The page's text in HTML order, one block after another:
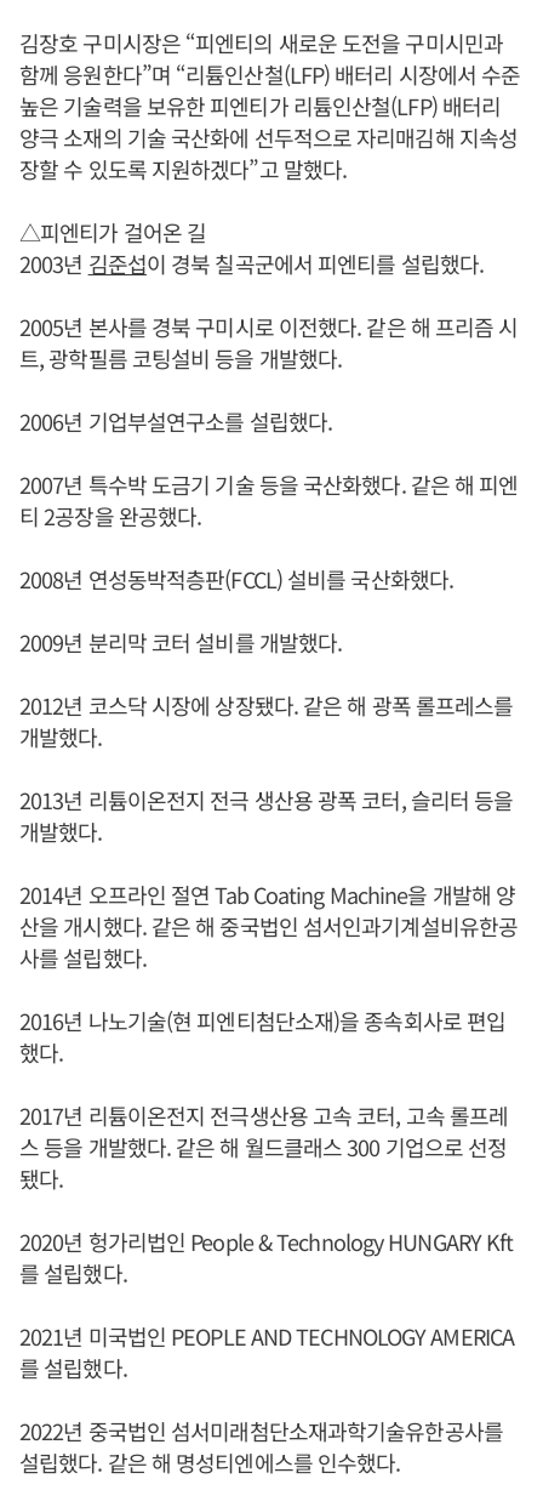
김장호 구미시장은 “피엔티의 새로운 도전을 구미시민과
함께 응원한다”며 “리튬인산철(LFP) 배터리 시장에서 수준
높은 기술력을 보유한 피엔티가 리튬인산철(LFP) 배터리
양극 소재의 기술 국산화에 선두적으로 자리매김해 지속성
장할 수 있도록 지원하겠다”고 말했다.
△피엔티가 걸어온 길
2003년 김준섭이 경북 칠곡군에서 피엔티를 설립했다.
2005년 본사를 경북 구미시로 이전했다. 같은 해 프리즘 시
트, 광학필름 코팅설비 등을 개발했다.
2006년 기업부설연구소를 설립했다.
2007년 특수박 도금기 기술 등을 국산화했다. 같은 해 피엔
티 2공장을 완공했다.
2008년 연성동박적층판(FCCL) 설비를 국산화했다.
2009년 분리막 코터 설비를 개발했다.
2012년 코스닥 시장에 상장됐다. 같은 해 광폭 롤프레스를
개발했다.
2013년 리튬이온전지 전극 생산용 광폭 코터, 슬리터 등을
개발했다.
2014년 오프라인 절연 Tab Coating Machine을 개발해 양
산을 개시했다. 같은 해 중국법인 섬서인과기계설비유한공
사를 설립했다.
2016년 나노기술(현 피엔티첨단소재)을 종속회사로 편입
했다.
2017년 리튬이온전지 전극생산용 고속 코터, 고속 롤프레
스 등을 개발했다. 같은 해 월드클래스 300 기업으로 선정
됐다.
2020년 헝가리법인 People & Technology HUNGARY Kft
를 설립했다.
2021년 미국법인 PEOPLE AND TECHNOLOGY AMERICA
를 설립했다.
2022년 중국법인 섬서미래첨단소재과학기술유한공사를
설립했다. 같은 해 명성티엔에스를 인수했다.